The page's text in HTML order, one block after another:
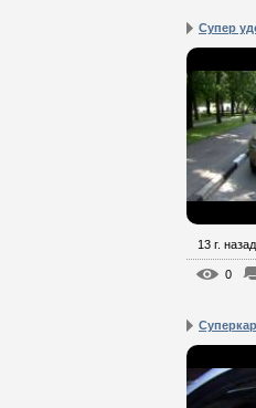
Супер
13 г. назад
0